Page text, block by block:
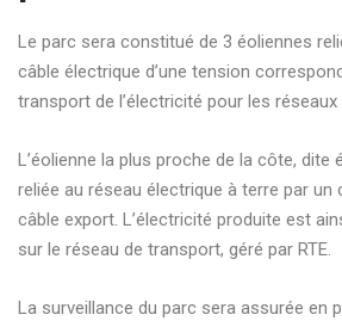
Le parc sera constitué de 3 éoliennes
câble électrique d’une tension
transport de l’électricité pour les réseaux
L’éolienne la plus proche de la côte, dite
reliée au réseau électrique à terre par un
câble export. L’électricité produite est
sur le réseau de transport, géré par RTE.
La surveillance du parc sera assurée en